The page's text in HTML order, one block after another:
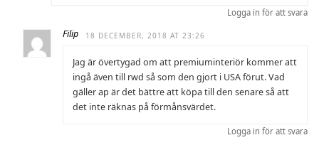
Logga in för att svara
Filip 18 DECEMBER, 2018 AT 23:26
Jag är övertygad om att premiuminteriör kommer att
ingå även till rwd så som den gjort i USA förut. Vad
gäller ap är det bättre att köpa till den senare så att
det inte räknas på förmånsvärdet.
Logga in för att svara